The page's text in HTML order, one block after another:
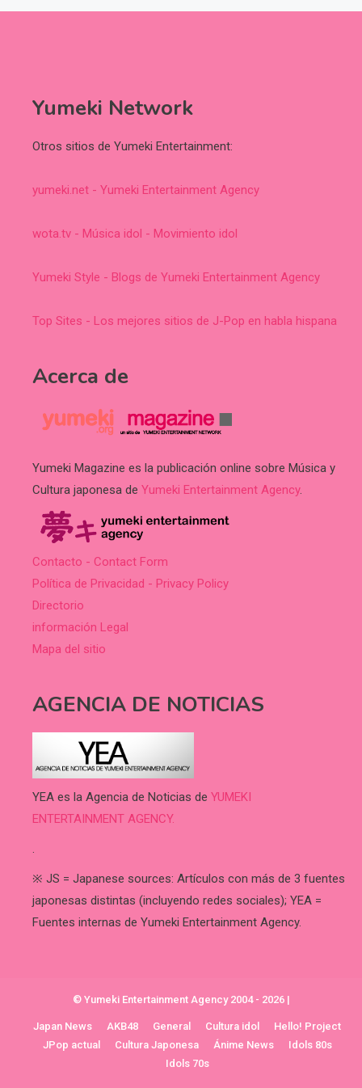
Yumeki Network
Otros sitios de Yumeki Entertainment:
yumeki.net - Yumeki Entertainment Agency
wota.tv - Música idol - Movimiento idol
Yumeki Style - Blogs de Yumeki Entertainment Agency
Top Sites - Los mejores sitios de J-Pop en habla hispana
Acerca de
Yumeki Magazine es la publicación online sobre Música y
Cultura japonesa de Yumeki Entertainment Agency.
Contacto - Contact Form
Política de Privacidad - Privacy Policy
Directorio
información Legal
Mapa del sitio
AGENCIA DE NOTICIAS
YEA es la Agencia de Noticias de YUMEKI
ENTERTAINMENT AGENCY.
.
※ JS = Japanese sources: Artículos con más de 3 fuentes
japonesas distintas (incluyendo redes sociales); YEA =
Fuentes internas de Yumeki Entertainment Agency.
© Yumeki Entertainment Agency 2004 - 2026 |
Japan News AKB48 General Cultura idol
Hello! Project
JPop actual
Cultura Japonesa Ánime News
Idols 80s
Idols 70s